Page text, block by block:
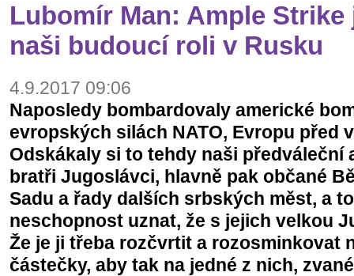
Lubomír Man: Ample Strike
naši budoucí roli v Rusku
4.9.2017 09:06
Naposledy bombardovaly americké
evropských silách NATO, Evropu před
Odskákaly si to tehdy naši předváleční
bratři Jugoslávci, hlavně pak občané
Sadu a řady dalších srbských měst, a
neschopnost uznat, že s jejich velkou
Že je ji třeba rozčvrtit a rozosminkovat
částečky, aby tak na jedné z nich,